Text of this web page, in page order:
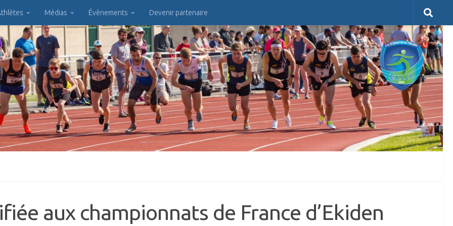
Médias Évènements Devenir partenaire
aux championnats de France d’Ekiden